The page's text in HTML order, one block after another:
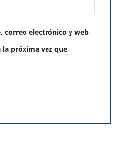
correo electrónico y web
la próxima vez que